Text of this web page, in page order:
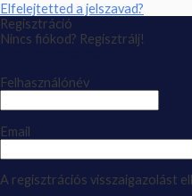
Elfelejtetted a jelszavad?
Regisztráció
Nincs fiókod? Regisztrálj!
Felhasználónév
Email
A regisztrációs visszaigazolást